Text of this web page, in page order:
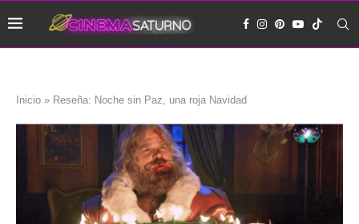
Inicio » Reseña: Noche sin Paz, una roja Navidad